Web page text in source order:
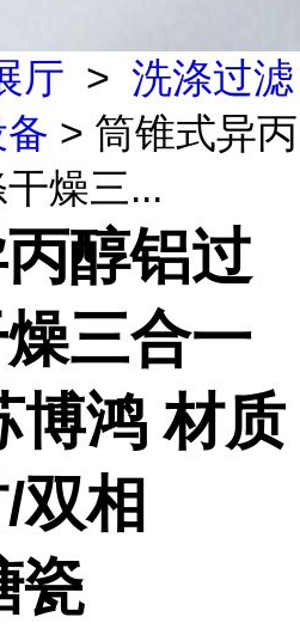
厅 > 洗涤过滤
> 筒锥式异丙
燥三...
醇铝过
三合一
博鸿 材质
双相
瓷